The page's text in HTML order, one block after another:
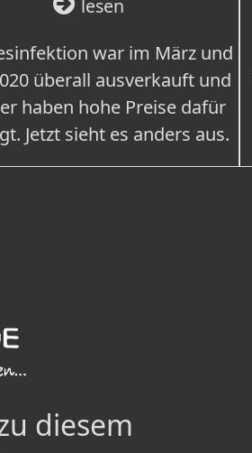
lesen
war im März und
überall ausverkauft und
haben hohe Preise dafür
Jetzt sieht es anders aus.
diesem